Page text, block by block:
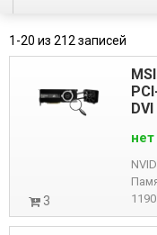
1-20 из 212 записей
3